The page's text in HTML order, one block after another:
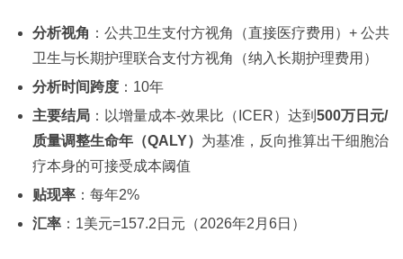
分析视角 ：公共卫生支付方视角（直接医疗费用）+ 公共
卫生与长期护理联合支付方视角（纳入长期护理费用）
分析时间跨度：10年
主要结局：以增量成本-效果比（ICER）达到 500万日元/
质量调整生命年（QALY） 为基准，反向推算出干细胞治
疗本身的可接受成本阈值
贴现率：每年2%
汇率：1美元=157.2日元（2026年2月6日）